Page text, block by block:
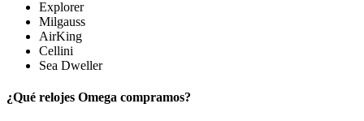
Explorer
Milgauss
AirKing
Cellini
Sea Dweller
¿Qué relojes Omega compramos?